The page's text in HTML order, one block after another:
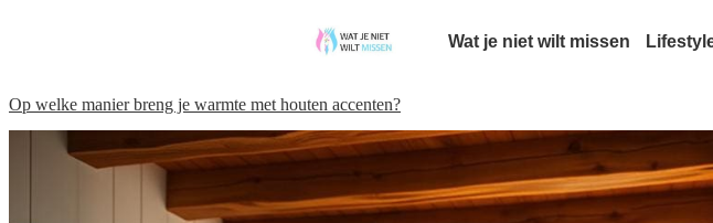
Wat je niet wilt missen
Op welke manier breng je warmte met houten accenten?